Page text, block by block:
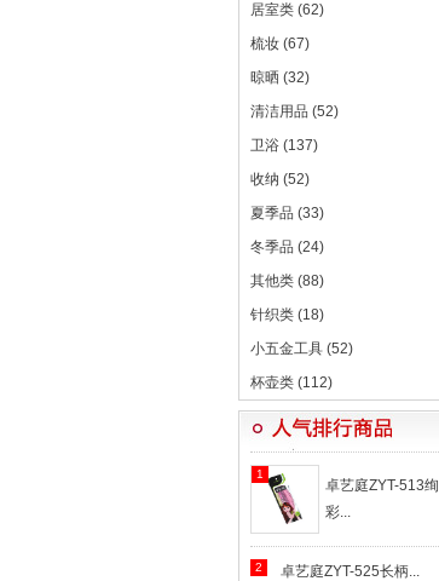
居室类 (62)
梳妆 (67)
晾晒 (32)
清洁用品 (52)
卫浴 (137)
收纳 (52)
夏季品 (33)
冬季品 (24)
其他类 (88)
针织类 (18)
小五金工具 (52)
杯壶类 (112)
1
卓艺庭ZYT-513绚
彩...
2 卓艺庭ZYT-525长柄...